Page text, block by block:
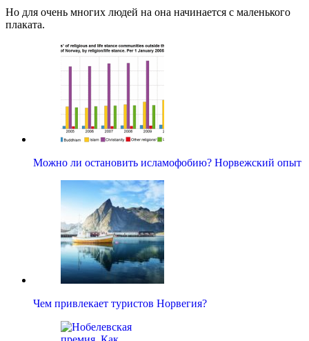
Но для очень многих людей на она начинается с маленького
плаката.
Можно ли остановить исламофобию? Норвежский опыт
Чем привлекает туристов Норвегия?